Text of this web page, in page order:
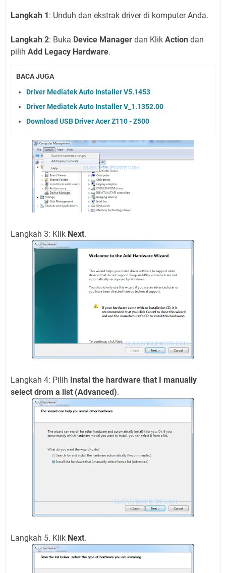
Langkah 1: Unduh dan ekstrak driver di komputer Anda.
Langkah 2: Buka Device Manager dan Klik Action dan
pilih Add Legacy Hardware.
BACA JUGA
Driver Mediatek Auto Installer V5.1453
Driver Mediatek Auto Installer V_1.1352.00
Download USB Driver Acer Z110 - Z500
Langkah 3: Klik Next.
Langkah 4: Pilih Instal the hardware that I manually
select drom a list (Advanced).
Langkah 5. Klik Next.